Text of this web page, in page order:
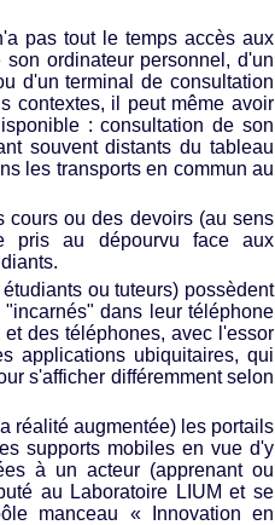
pas tout le temps accès aux
ordinateur personnel, d'un
d'un terminal de consultation
contextes, il peut même avoir
: consultation de son
souvent distants du tableau
les transports en commun au
cours ou des devoirs (au sens
pris au dépourvu face aux
ou tuteurs) possèdent
dans leur téléphone
des téléphones, avec l'essor
applications ubiquitaires, qui
s'afficher différemment selon
réalité augmentée) les portails
supports mobiles en vue d'y
à un acteur (apprenant ou
au Laboratoire LIUM et se
manceau « Innovation en